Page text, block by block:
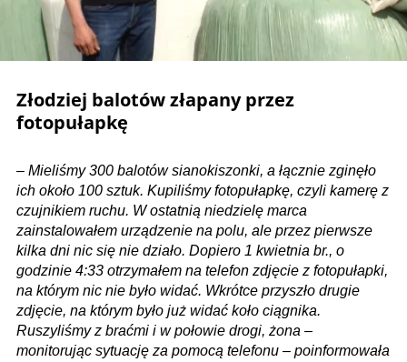
Złodziej balotów złapany przez
fotopułapkę
– Mieliśmy 300 balotów sianokiszonki, a łącznie zginęło
ich około 100 sztuk. Kupiliśmy fotopułapkę, czyli kamerę z
czujnikiem ruchu. W ostatnią niedzielę marca
zainstalowałem urządzenie na polu, ale przez pierwsze
kilka dni nic się nie działo. Dopiero 1 kwietnia br., o
godzinie 4:33 otrzymałem na telefon zdjęcie z fotopułapki,
na którym nic nie było widać. Wkrótce przyszło drugie
zdjęcie, na którym było już widać koło ciągnika.
Ruszyliśmy z braćmi i w połowie drogi, żona –
monitorując sytuację za pomocą telefonu – poinformowała